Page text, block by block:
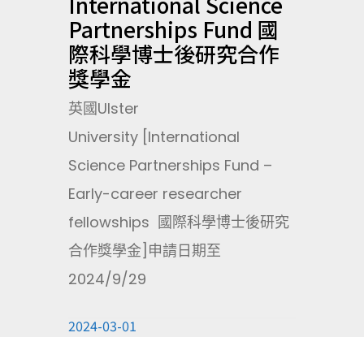
Partnerships Fund 國
際科學博士後研究合作
獎學金
英國Ulster
University [International
Science Partnerships Fund –
Early-career researcher
fellowships 國際科學博士後研究
合作獎學金]申請日期至
2024/9/29
2024-03-01